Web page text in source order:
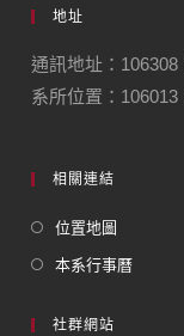
地址
通訊地址：
系所位置：
相關連結
位置地圖
本系行事曆
社群網站